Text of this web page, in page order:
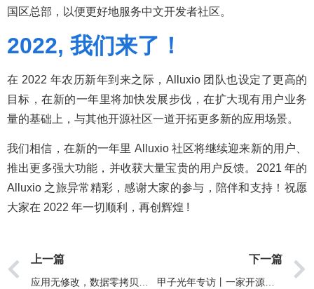
国区总部，以便更好地服务中文开发者社区。
2022, 我们来了！
在 2022 年农历新年到来之际，Alluxio 团队也设定了更高的
目标，在新的一年里将加快发展步伐，在扩大现有用户业务
量的基础上，与其他开源社区一道开拓更多新的应用场景。
我们相信，在新的一年里 Alluxio 社区将继续迎来新的用户、
推出更多强大功能，并收获大量宝贵的用户反馈。2021 年的
Alluxio 之旅异常精彩，感谢大家的参与，陪伴和支持！祝愿
大家在 2022 年一切顺利，再创辉煌 !
上一篇
应用无修改，数据零拷贝的混合云部署
下一篇
甲子光年专访丨一家开源公司，要做大数据时代的“滴滴打车”